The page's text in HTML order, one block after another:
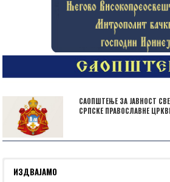
САОПШТЕЊЕ ЗА ЈАВНОСТ
СРПСКЕ ПРАВОСЛАВНЕ
ИЗДВАЈАМО